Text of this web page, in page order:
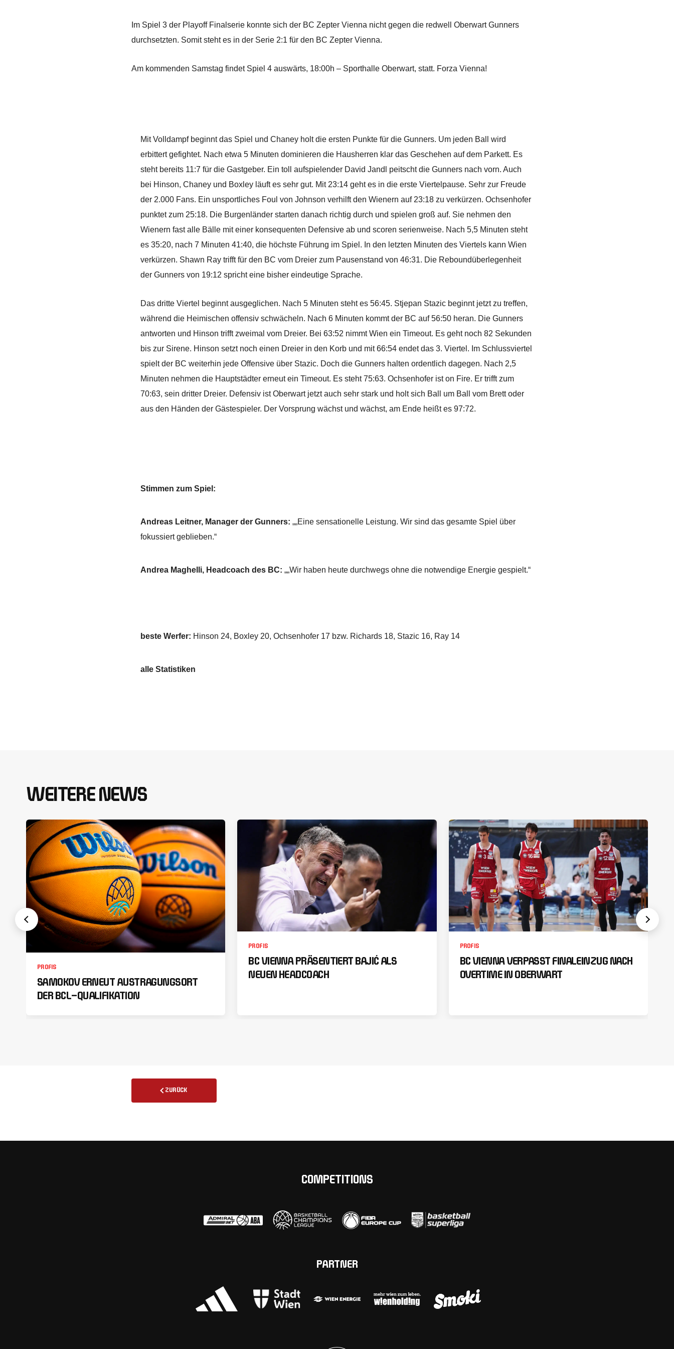
Im Spiel 3 der Playoff Finalserie konnte sich der BC Zepter Vienna nicht gegen die redwell Oberwart Gunners
durchsetzten. Somit steht es in der Serie 2:1 für den BC Zepter Vienna.
Am kommenden Samstag findet Spiel 4 auswärts, 18:00h – Sporthalle Oberwart, statt. Forza Vienna!
Mit Volldampf beginnt das Spiel und Chaney holt die ersten Punkte für die Gunners. Um jeden Ball wird
erbittert gefightet. Nach etwa 5 Minuten dominieren die Hausherren klar das Geschehen auf dem Parkett. Es
steht bereits 11:7 für die Gastgeber. Ein toll aufspielender David Jandl peitscht die Gunners nach vorn. Auch
bei Hinson, Chaney und Boxley läuft es sehr gut. Mit 23:14 geht es in die erste Viertelpause. Sehr zur Freude
der 2.000 Fans. Ein unsportliches Foul von Johnson verhilft den Wienern auf 23:18 zu verkürzen. Ochsenhofer
punktet zum 25:18. Die Burgenländer starten danach richtig durch und spielen groß auf. Sie nehmen den
Wienern fast alle Bälle mit einer konsequenten Defensive ab und scoren serienweise. Nach 5,5 Minuten steht
es 35:20, nach 7 Minuten 41:40, die höchste Führung im Spiel. In den letzten Minuten des Viertels kann Wien
verkürzen. Shawn Ray trifft für den BC vom Dreier zum Pausenstand von 46:31. Die Reboundüberlegenheit
der Gunners von 19:12 spricht eine bisher eindeutige Sprache.
Das dritte Viertel beginnt ausgeglichen. Nach 5 Minuten steht es 56:45. Stjepan Stazic beginnt jetzt zu treffen,
während die Heimischen offensiv schwächeln. Nach 6 Minuten kommt der BC auf 56:50 heran. Die Gunners
antworten und Hinson trifft zweimal vom Dreier. Bei 63:52 nimmt Wien ein Timeout. Es geht noch 82 Sekunden
bis zur Sirene. Hinson setzt noch einen Dreier in den Korb und mit 66:54 endet das 3. Viertel. Im Schlussviertel
spielt der BC weiterhin jede Offensive über Stazic. Doch die Gunners halten ordentlich dagegen. Nach 2,5
Minuten nehmen die Hauptstädter erneut ein Timeout. Es steht 75:63. Ochsenhofer ist on Fire. Er trifft zum
70:63, sein dritter Dreier. Defensiv ist Oberwart jetzt auch sehr stark und holt sich Ball um Ball vom Brett oder
aus den Händen der Gästespieler. Der Vorsprung wächst und wächst, am Ende heißt es 97:72.
Stimmen zum Spiel:
Andreas Leitner, Manager der Gunners: „„Eine sensationelle Leistung. Wir sind das gesamte Spiel über
fokussiert geblieben.“
Andrea Maghelli, Headcoach des BC: „„Wir haben heute durchwegs ohne die notwendige Energie gespielt.“
beste Werfer: Hinson 24, Boxley 20, Ochsenhofer 17 bzw. Richards 18, Stazic 16, Ray 14
alle Statistiken
WEITERE NEWS
PROFIS
SAMOKOV ERNEUT AUSTRAGUNGSORT
DER BCL-QUALIFIKATION
PROFIS
BC VIENNA PRÄSENTIERT BAJIĆ ALS
NEUEN HEADCOACH
PROFIS
BC VIENNA VERPASST FINALEINZUG NACH
OVERTIME IN OBERWART
ZURÜCK
COMPETITIONS
PARTNER